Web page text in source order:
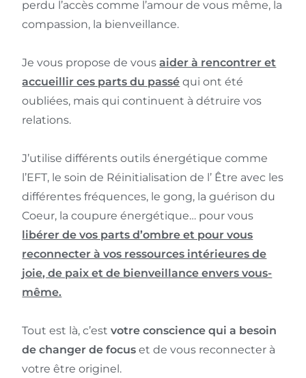
perdu l’accès comme l’amour de vous même, la
compassion, la bienveillance.
Je vous propose de vousaider à rencontrer et
accueillir ces parts du passé qui ont été
oubliées, mais qui continuent à détruire vos
relations.
J’utilise différents outils énergétique comme
l’EFT, le soin de Réinitialisation de l’ Être avec les
différentes fréquences, le gong, la guérison du
Coeur, la coupure énergétique… pour vous
libérer de vos parts d’ombre et pour vous
reconnecter à vos ressources intérieures de
joie, de paix et de bienveillance envers vous-
même.
Tout est là, c’estvotre conscience qui a besoin
de changer de focus et de vous reconnecter à
votre être originel.